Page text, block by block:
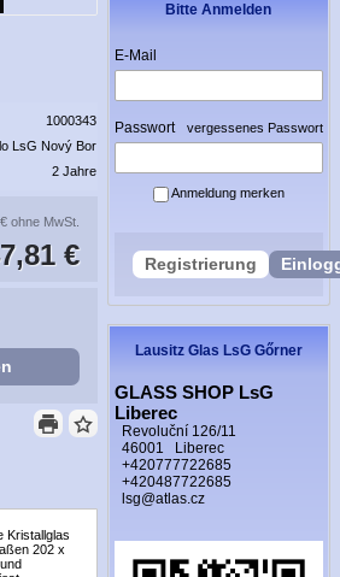
Bitte Anmelden
E-Mail
Passwort vergessenes Passwort
Anmeldung merken
Registrierung
Lausitz Glas LsG Gőrner
GLASS SHOP LsG
Liberec
Revoluční 126/11
46001 Liberec
+420777722685
+420487722685
lsg@atlas.cz
1000343
LsG Nový Bor
2 Jahre
ohne MwSt.
€
Kristallglas
202 x